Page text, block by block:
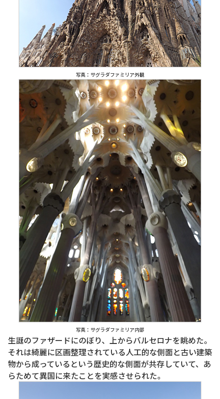
写真：サグラダファミリア外観
写真：サグラダファミリア内部
生誕のファザードにのぼり、上からバルセロナを眺めた。
それは綺麗に区画整理されている人工的な側面と古い建築
物から成っているという歴史的な側面が共存していて、あ
らためて異国に来たことを実感させられた。